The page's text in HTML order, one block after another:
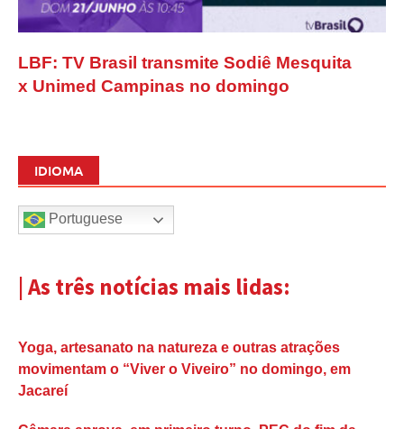
LBF: TV Brasil transmite Sodiê Mesquita
x Unimed Campinas no domingo
IDIOMA
Portuguese
| As três notícias mais lidas:
Yoga, artesanato na natureza e outras atrações
movimentam o “Viver o Viveiro” no domingo, em
Jacareí